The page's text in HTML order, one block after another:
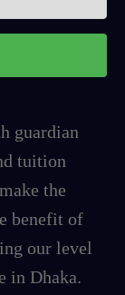
guardian
tuition
the
benefit of
our level
in Dhaka.